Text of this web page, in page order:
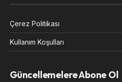
Çerez Politikası
Kullanım Koşulları
Güncellemelere Abone Ol